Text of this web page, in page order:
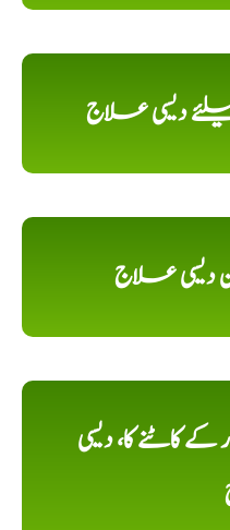
کیلئے دیسی علاج
دیسی علاج
کاٹنے کا، دیسی